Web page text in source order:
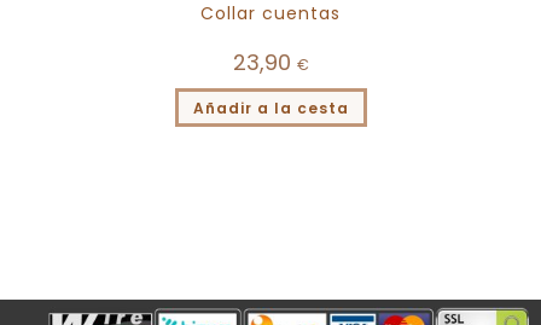
Collar cuentas
23,90 €
Añadir a la cesta